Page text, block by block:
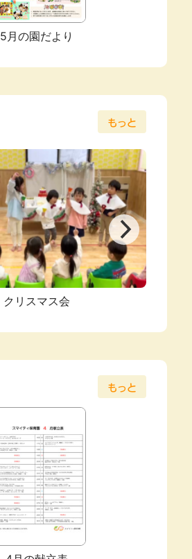
5月の園だより
もっと
クリスマス会
もっと